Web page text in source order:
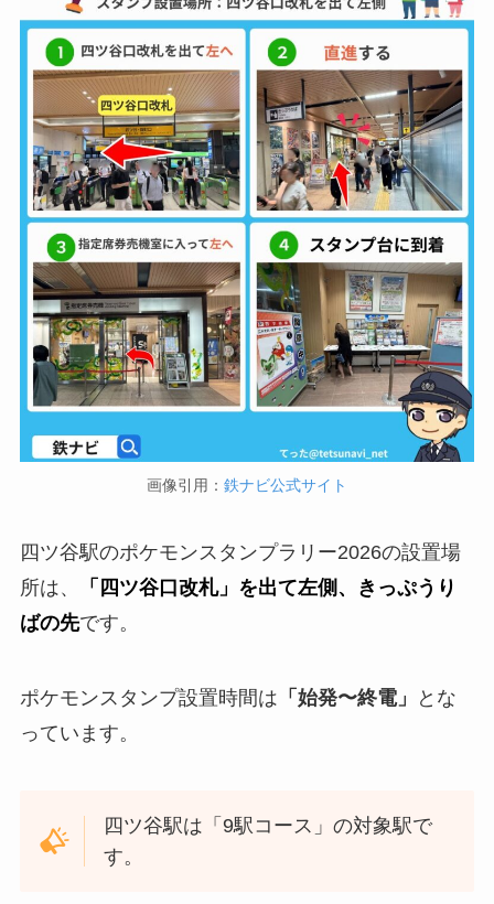
画像引用： 鉄ナビ公式サイト
四ツ谷駅のポケモンスタンプラリー2026の設置場
所は、
「四ツ谷口改札」を出て左側、きっぷうり
ばの先です。
ポケモンスタンプ設置時間は 「始発〜終電」
とな
っています。
四ツ谷駅は「9駅コース」の対象駅で
す。